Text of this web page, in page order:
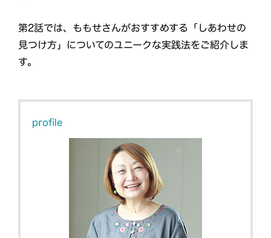
第2話では、ももせさんがおすすめする「しあわせの
見つけ方」についてのユニークな実践法をご紹介しま
す。
profile